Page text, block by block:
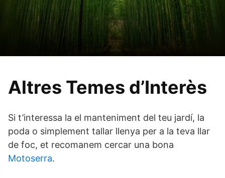
Altres Temes d’Interès
Si t’interessa la el manteniment del teu jardí, la
poda o simplement tallar llenya per a la teva llar
de foc, et recomanem cercar una bona
Motoserra.